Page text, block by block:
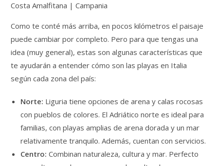
Costa Amalfitana | Campania
Como te conté más arriba, en pocos kilómetros el paisaje
puede cambiar por completo. Pero para que tengas una
idea (muy general), estas son algunas características que
te ayudarán a entender cómo son las playas en Italia
según cada zona del país:
Norte: Liguria tiene opciones de arena y calas rocosas
con pueblos de colores. El Adriático norte es ideal para
familias, con playas amplias de arena dorada y un mar
relativamente tranquilo. Además, cuentan con servicios.
Centro: Combinan naturaleza, cultura y mar. Perfecto